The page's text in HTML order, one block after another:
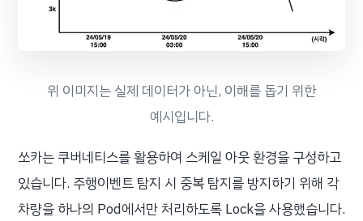
위 이미지는 실제 데이터가 아닌, 이해를 돕기 위한
예시입니다.
쏘카는 쿠버네티스를 활용하여 스케일 아웃 환경을 구성하고
있습니다. 주행이벤트 탐지 시 중복 탐지를 방지하기 위해 각
차량을 하나의 Pod에서만 처리하도록 Lock을 사용했습니다.